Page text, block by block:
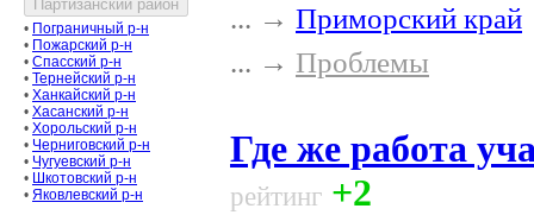
• Пограничный р-н
• Пожарский р-н
• Спасский р-н
• Тернейский р-н
• Ханкайский р-н
• Хасанский р-н
• Хорольский р-н
• Черниговский р-н
• Чугуевский р-н
• Шкотовский р-н
• Яковлевский р-н
... → Приморский край
... → Проблемы
Где же работа
рейтинг +2